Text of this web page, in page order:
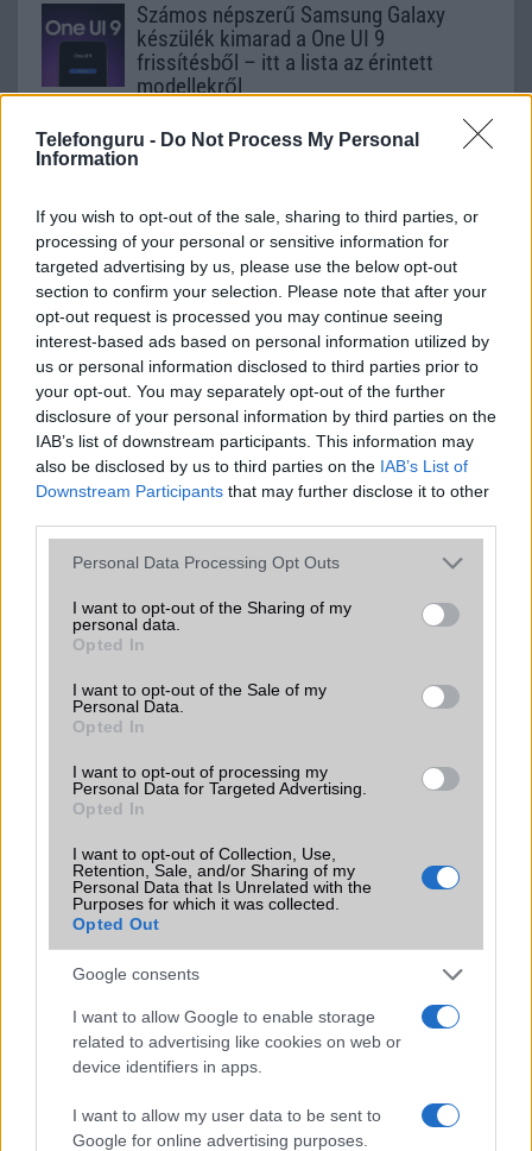
Telefonguru - Do Not Process My Personal
Information
If you wish to opt-out of the sale, sharing to third parties, or
processing of your personal or sensitive information for
targeted advertising by us, please use the below opt-out
section to confirm your selection. Please note that after your
opt-out request is processed you may continue seeing
interest-based ads based on personal information utilized by
us or personal information disclosed to third parties prior to
your opt-out. You may separately opt-out of the further
disclosure of your personal information by third parties on the
IAB’s list of downstream participants. This information may
also be disclosed by us to third parties on the IAB’s List of
Downstream Participants that may further disclose it to other
Please note that this website/app uses one or more Google
not limited to your visit or usage behaviour. You may click to
grant or deny consent to Google and its third-party tags to
use your data for below specified purposes in below Google
consent section.
Personal Data Processing Opt Outs
I want to opt-out of the Sharing of my
personal data.
Opted In
I want to opt-out of the Sale of my
Personal Data.
Opted In
I want to opt-out of processing my
Personal Data for Targeted Advertising.
Opted In
I want to opt-out of Collection, Use,
Retention, Sale, and/or Sharing of my
Personal Data that Is Unrelated with the
Purposes for which it was collected.
Opted Out
Google consents
I want to allow Google to enable storage
related to advertising like cookies on web or
device identifiers in apps.
I want to allow my user data to be sent to
Google for online advertising purposes.
Számos népszerű Samsung Galaxy
készülék kimarad a One UI 9
frissítésből – itt a lista az érintett
modellekről
A One UI 9 érkezése új mesterséges intelligencia-
funkciókat és továbbfejlesztett kezelőfelületet hoz,
Galaxy készülék számára ez lesz az út vége.
iPhone 18 bemutató dátum - ekkor
rántja le a leplet az Apple az új
csúcsmobilokról
2026.06.29 | Phone Arena
A szeptemberi eseményen az iPhone 18 Pro modellek
mellett a régóta pletykált hajlítható iPhone Ultra is
bemutatkozhat, miközben az áremelésekről szóló
találgatások továbbra is beárnyékolják a rajtot.
Az Android rejtett automatizmusai: hat
funkció, amely észrevétlenül könnyíti
meg a mindennapokat
2026.06.14| Android Police
Android már évek óta olyan intelligens funkciókat kínál,
amelyek maguktól dolgoznak a háttérben.
Ez a rejtett Samsung funkció teljesen
megváltoztatja a mobilhasználatot –
2026.07.12| Android Central
Az Edge Panel az egyik leghasznosabb funkció, amely
miközben a Pixel telefonokból továbbra is hiányzik.
CarPlay Ultra: Az Apple új autós rendszere nem lecserél,
hanem bővít – és ez mindenkinek jó hír
Apple WWDC: Sleek peek